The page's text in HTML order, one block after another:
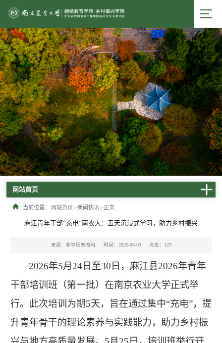
网站首页
当前位置： 网站首页>新闻快讯>正文
麻江青年干部“充电”南农大：五天沉浸式学习，助力乡村振兴
来源：非学历教育科 时间：2026-06-03 点击： 123
2026年5月24日至30日，麻江县2026年青年
干部培训班（第一批）在南京农业大学正式举
行。此次培训为期5天，旨在通过集中“充电”，提
升青年骨干的理论素养与实践能力，助力乡村振